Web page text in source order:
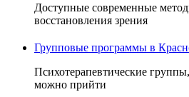
Доступные современные
восстановления зрения
Групповые программы в
Психотерапевтические
можно прийти